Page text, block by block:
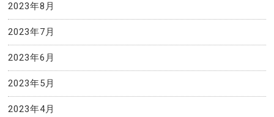
2023年8月
2023年7月
2023年6月
2023年5月
2023年4月